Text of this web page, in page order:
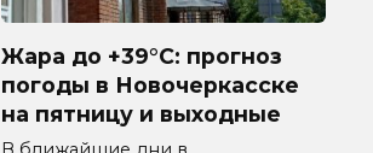
Жара до +39°C: прогноз
погоды в Новочеркасске
на пятницу и выходные